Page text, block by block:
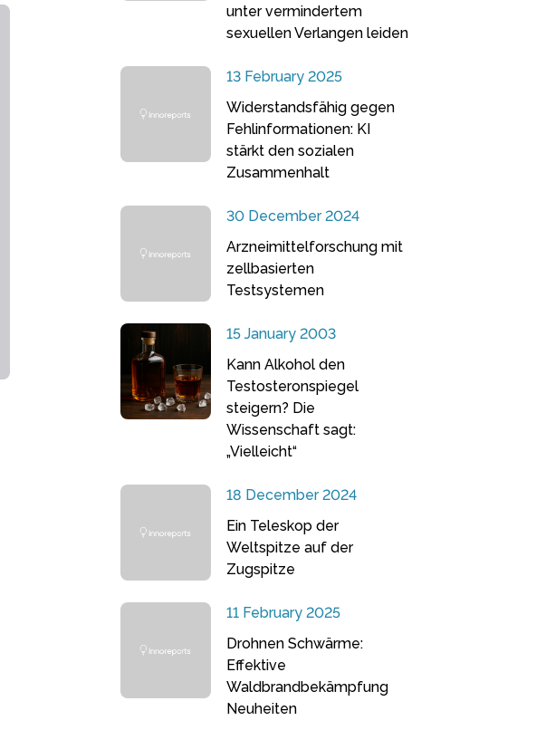
unter vermindertem
sexuellen Verlangen leiden
13 February 2025
Widerstandsfähig gegen
Fehlinformationen: KI
stärkt den sozialen
Zusammenhalt
30 December 2024
Arzneimittelforschung mit
zellbasierten
Testsystemen
15 January 2003
Kann Alkohol den
Testosteronspiegel
steigern? Die
Wissenschaft sagt:
„Vielleicht“
18 December 2024
Ein Teleskop der
Weltspitze auf der
Zugspitze
11 February 2025
Drohnen Schwärme:
Effektive
Waldbrandbekämpfung
Neuheiten